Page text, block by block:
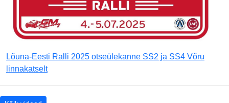
Lõuna-Eesti Ralli 2025 otseülekanne SS2 ja SS4 Võru
linnakatselt